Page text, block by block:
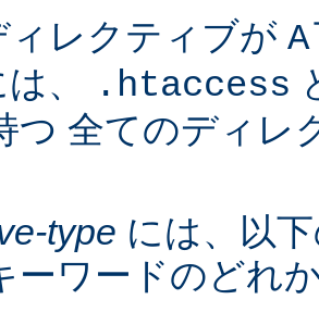
ィレクティブが
、
.htaccess
つ 全てのディレ
type には、以
ーワードのどれ